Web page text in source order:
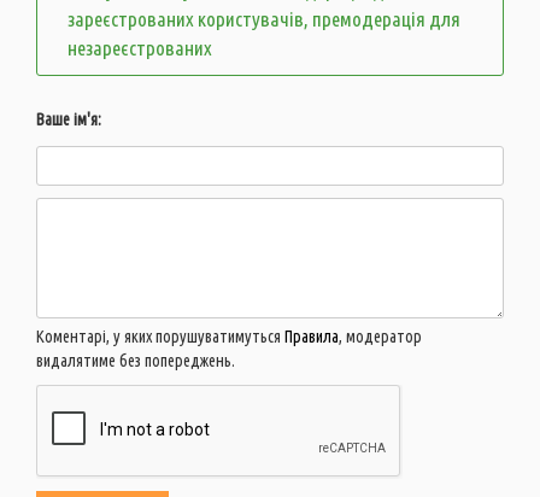
зареєстрованих користувачів, премодерація для
незареєстрованих
Ваше ім'я:
Коментарі, у яких порушуватимуться Правила, модератор
видалятиме без попереджень.